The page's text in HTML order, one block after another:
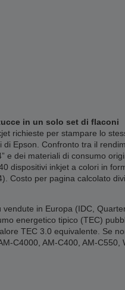
in un solo set di flaconi
richieste per stampare lo
di Epson. Confronto tra il
e dei materiali di consumo
dispositivi inkjet a colori in
Costo per pagina calcolato
in Europa (IDC,
energetico tipico (TEC)
TEC 3.0 equivalente. Se
C4000, AM-C400, AM-